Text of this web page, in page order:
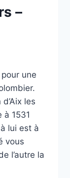
–
une
les
à 1531
lui est à
vous
l’autre la